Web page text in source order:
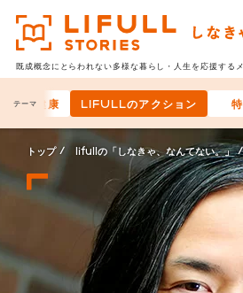
既成概念にとらわれない多様な暮らし・人生を応援する
テーマ
体の健康 LIFULLのアクション
トップ lifullの「しなきゃ、なんてない。」